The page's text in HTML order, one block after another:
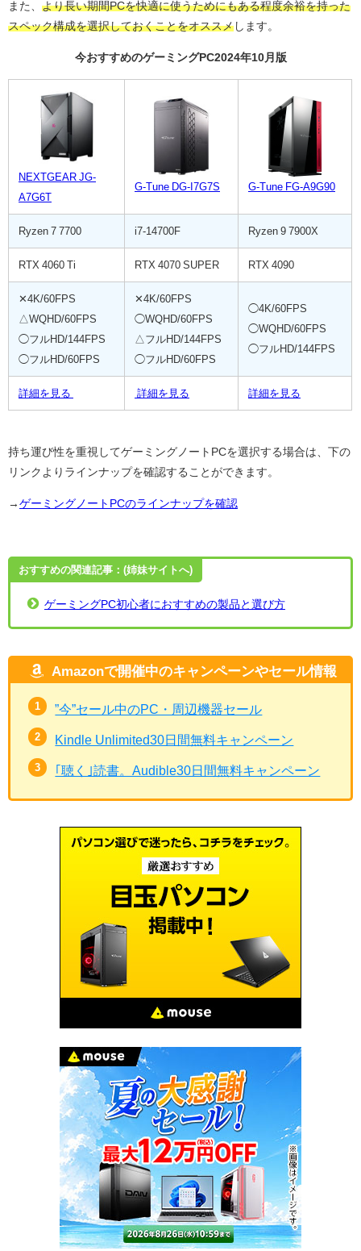
また、 より長い期間PCを快適に使うためにもある程度余裕を持った
スペック構成を選択しておくことをオススメ します。
今おすすめのゲーミングPC2024年10月版
NEXTGEAR JG-
A7G6T
G-Tune DG-I7G7S G-Tune FG-A9G90
Ryzen 7 7700 i7-14700F Ryzen 9 7900X
RTX 4060 Ti RTX 4070 SUPER RTX 4090
✕4K/60FPS
△WQHD/60FPS
◯フルHD/144FPS
◯フルHD/60FPS
✕4K/60FPS
◯WQHD/60FPS
△フルHD/144FPS
◯フルHD/60FPS
◯4K/60FPS
◯WQHD/60FPS
◯フルHD/144FPS
詳細を見る 詳細を見る 詳細を見る
持ち運び性を重視してゲーミングノートPCを選択する場合は、下の
リンクよりラインナップを確認することができます。
→ ゲーミングノートPCのラインナップを確認
おすすめの関連記事：(姉妹サイトへ)
ゲーミングPC初心者におすすめの製品と選び方
Amazonで開催中のキャンペーンやセール情報
”今”セール中のPC・周辺機器セール
Kindle Unlimited30日間無料キャンペーン
｢聴く｣読書。Audible30日間無料キャンペーン